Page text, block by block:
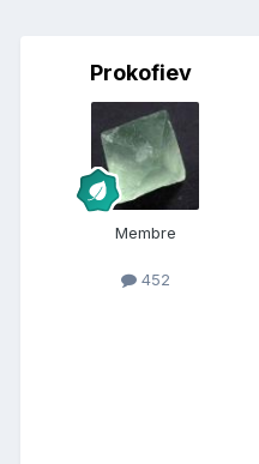
Prokofiev
Membre
452